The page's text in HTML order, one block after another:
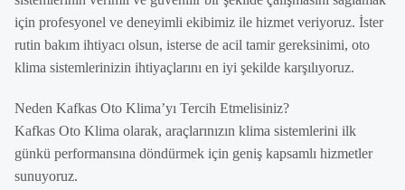
için profesyonel ve deneyimli ekibimiz ile hizmet veriyoruz. İster
rutin bakım ihtiyacı olsun, isterse de acil tamir gereksinimi, oto
klima sistemlerinizin ihtiyaçlarını en iyi şekilde karşılıyoruz.
Neden Kafkas Oto Klima’yı Tercih Etmelisiniz?
Kafkas Oto Klima olarak, araçlarınızın klima sistemlerini ilk
günkü performansına döndürmek için geniş kapsamlı hizmetler
sunuyoruz.